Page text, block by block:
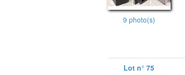
9 photo(s)
Lot n° 75